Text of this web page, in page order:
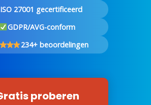
ISO 27001 gecertificeerd
GDPR/AVG-conform
234+ beoordelingen
proberen